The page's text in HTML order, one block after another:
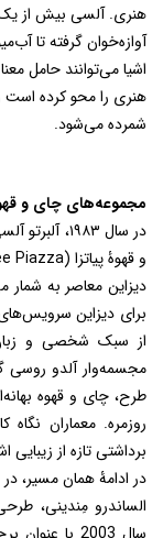
هنری.آلسی بیش از
آوازه‌خوان گرفته تا
اشیا می‌توانند حامل
هنری را محو کرده است
شمرده می‌شود.
مجموعه‌های چای و
در سال ۱۹۸۳، آلبرتو
و قهوۀ پیاتزا (Piazza
دیزاین معاصر به شمار
برای دیزاین
از سبک شخصی و زبان
مجسمه‌وار آلدو روسی
طرح، چای و قهوه
روزمره. معماران
برداشتی تازه از زیبایی
در ادامۀ همان مسیر،
الساندرو مِندینی،